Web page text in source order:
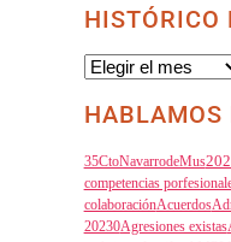
HISTÓRICO
Histórico
de
Noticias
HABLAMOS
35CtoNavarrodeMus
competencias
colaboraciónAcuerdos
20230Agresiones existas